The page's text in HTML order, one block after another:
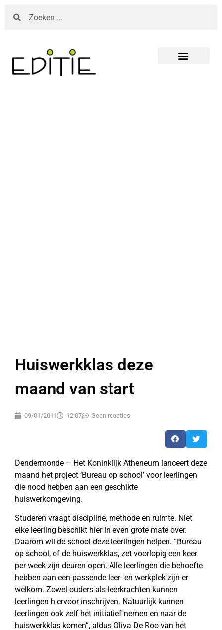
Huiswerkklas deze
maand van start
09/01/2011 12:07 Geen reacties
Dendermonde – Het Koninklijk Atheneum lanceert deze
maand het project ‘Bureau op school’ voor leerlingen
die nood hebben aan een geschikte
huiswerkomgeving.
Studeren vraagt discipline, methode en ruimte. Niet
elke leerling beschikt hier in even grote mate over.
Daarom wil de school deze leerlingen helpen. “Bureau
op school, of de huiswerkklas, zet voorlopig een keer
per week zijn deuren open. Alle leerlingen die behoefte
hebben aan een passende leer- en werkplek zijn er
welkom. Zowel ouders als leerkrachten kunnen
leerlingen hiervoor inschrijven. Natuurlijk kunnen
leerlingen ook zelf het initiatief nemen en naar de
huiswerkklas komen”, aldus Oliva De Roo van het